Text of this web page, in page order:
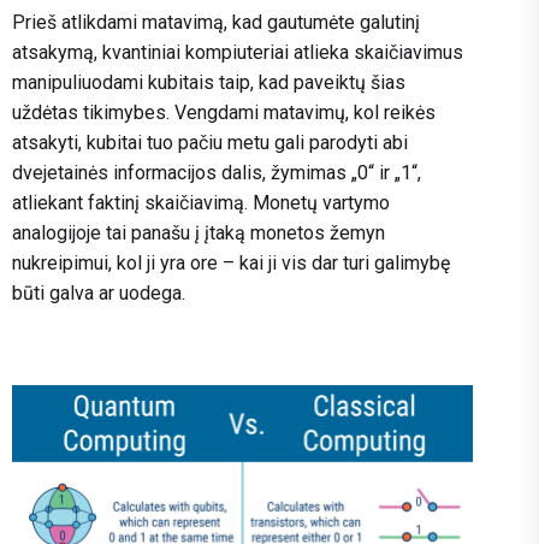
Prieš atlikdami matavimą, kad gautumėte galutinį
atsakymą, kvantiniai kompiuteriai atlieka skaičiavimus
manipuliuodami kubitais taip, kad paveiktų šias
uždėtas tikimybes. Vengdami matavimų, kol reikės
atsakyti, kubitai tuo pačiu metu gali parodyti abi
dvejetainės informacijos dalis, žymimas „0“ ir „1“,
atliekant faktinį skaičiavimą. Monetų vartymo
analogijoje tai panašu į įtaką monetos žemyn
nukreipimui, kol ji yra ore – kai ji vis dar turi galimybę
būti galva ar uodega.